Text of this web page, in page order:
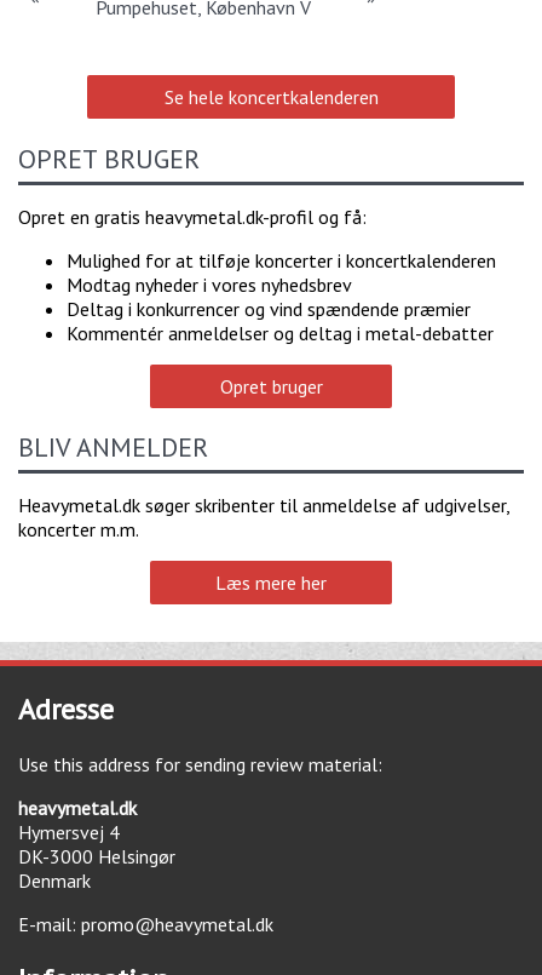
Pumpehuset, København V
Se hele koncertkalenderen
OPRET BRUGER
Opret en gratis heavymetal.dk-profil og få:
Mulighed for at tilføje koncerter i koncertkalenderen
Modtag nyheder i vores nyhedsbrev
Deltag i konkurrencer og vind spændende præmier
Kommentér anmeldelser og deltag i metal-debatter
Opret bruger
BLIV ANMELDER
Heavymetal.dk søger skribenter til anmeldelse af udgivelser,
koncerter m.m.
Læs mere her
Adresse
Use this address for sending review material:
heavymetal.dk
Hymersvej 4
DK-3000 Helsingør
Denmark
E-mail: promo@heavymetal.dk